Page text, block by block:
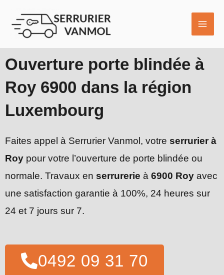
contenu
Ouverture porte blindée à
Roy 6900 dans la région
Luxembourg
Faites appel à Serrurier Vanmol, votre serrurier à
Roy pour votre l’ouverture de porte blindée ou
normale. Travaux en serrurerie à 6900 Roy avec
une satisfaction garantie à 100%, 24 heures sur
24 et 7 jours sur 7.
0492 09 31 70